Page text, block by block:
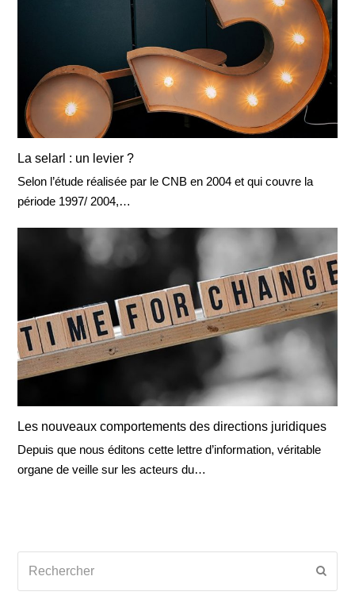
La selarl : un levier ?
Selon l’étude réalisée par le CNB en 2004 et qui couvre la
période 1997/ 2004,…
Les nouveaux comportements des directions juridiques
Depuis que nous éditons cette lettre d’information, véritable
organe de veille sur les acteurs du…